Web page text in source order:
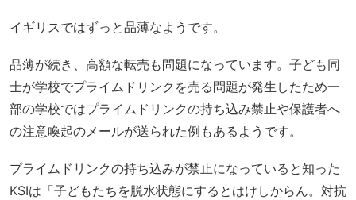
イギリスではずっと品薄なようです。
品薄が続き、高額な転売も問題になっています。子ども同
士が学校でプライムドリンクを売る問題が発生したため一
部の学校ではプライムドリンクの持ち込み禁止や保護者へ
の注意喚起のメールが送られた例もあるようです。
プライムドリンクの持ち込みが禁止になっていると知った
KSIは「子どもたちを脱水状態にするとはけしからん。対抗